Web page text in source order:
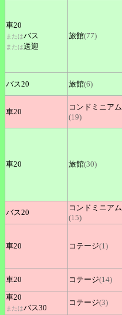
車20
またはバス
または送迎
旅館(77)
バス20
旅館(6)
車20
コンドミニアム
(19)
車20 旅館(30)
バス20
コンドミニアム
(15)
車20 コテージ(1)
車20 コテージ(14)
車20
またはバス30
コテージ(3)